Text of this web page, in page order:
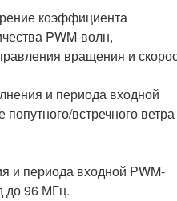
коэффициента
PWM-волн,
вращения и
и периода входной
встречного ветра
и периода входной PWM-
до 96 МГц.